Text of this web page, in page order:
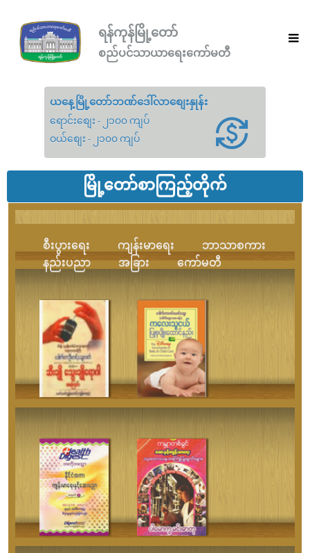
ရန်ကုန်မြို့တော်
စည်ပင်သာယာရေးကော်မတီ
ယနေ့မြို့တော်ဘဏ်ဒေါ်လာစျေးနှုန်း
ရောင်းစျေး - ၂၁၀၀ ကျပ်
ဝယ်စျေး - ၂၁၀၀ ကျပ်
မြို့တော်စာကြည့်တိုက်
စီးပွားရေး ကျန်းမာရေး
ဘာသာစကား
နည်းပညာ
အခြား ကော်မတီ